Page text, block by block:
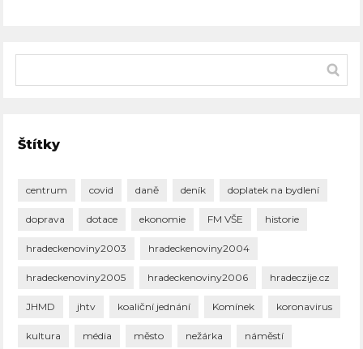
Štítky
centrum covid daně deník doplatek na bydlení
doprava dotace ekonomie FM VŠE historie
hradeckenoviny2003 hradeckenoviny2004
hradeckenoviny2005 hradeckenoviny2006 hradeczije.cz
JHMD jhtv koaliční jednání Komínek koronavirus
kultura média město nežárka náměstí